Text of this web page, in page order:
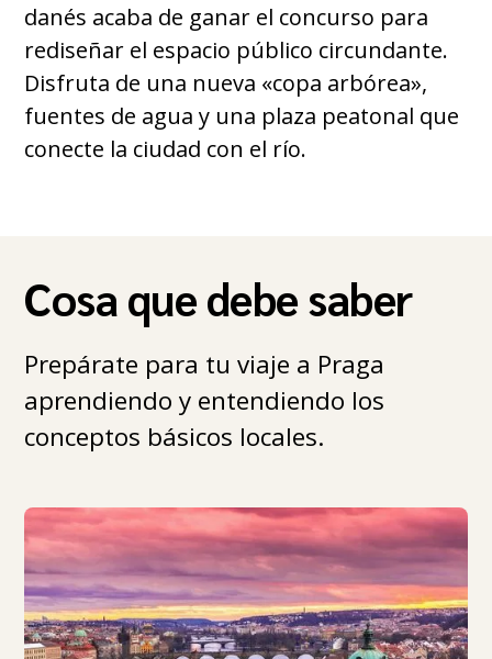
danés acaba de ganar el concurso para
rediseñar el espacio público circundante.
Disfruta de una nueva «copa arbórea»,
fuentes de agua y una plaza peatonal que
conecte la ciudad con el río.
Cosa que debe saber
Prepárate para tu viaje a Praga
aprendiendo y entendiendo los
conceptos básicos locales.